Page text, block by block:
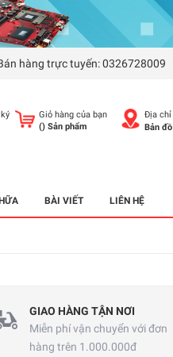
hàng trực tuyến:0326728009
Giỏ hàng của bạn
() Sản phẩm
Địa chỉ
Bản đồ
BÀI VIẾT LIÊN HỆ
GIAO HÀNG TẬN NƠI
Miễn phí vận chuyển với đơn
hàng trên 1.000.000đ